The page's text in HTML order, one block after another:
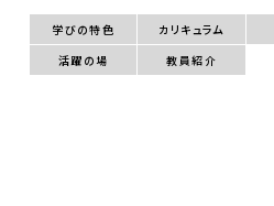
学びの特色 カリキュラム
活躍の場
教員紹介